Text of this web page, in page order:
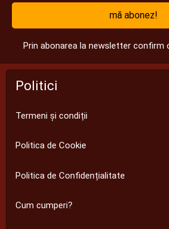
mă abonez!
Prin abonarea la newsletter confirm
Politici
Termeni și condiții
Politica de Cookie
Politica de Confidențialitate
Cum cumperi?